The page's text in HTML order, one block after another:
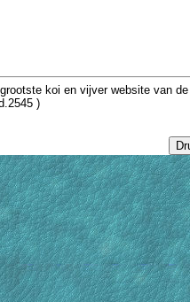
koi en vijver website van
)